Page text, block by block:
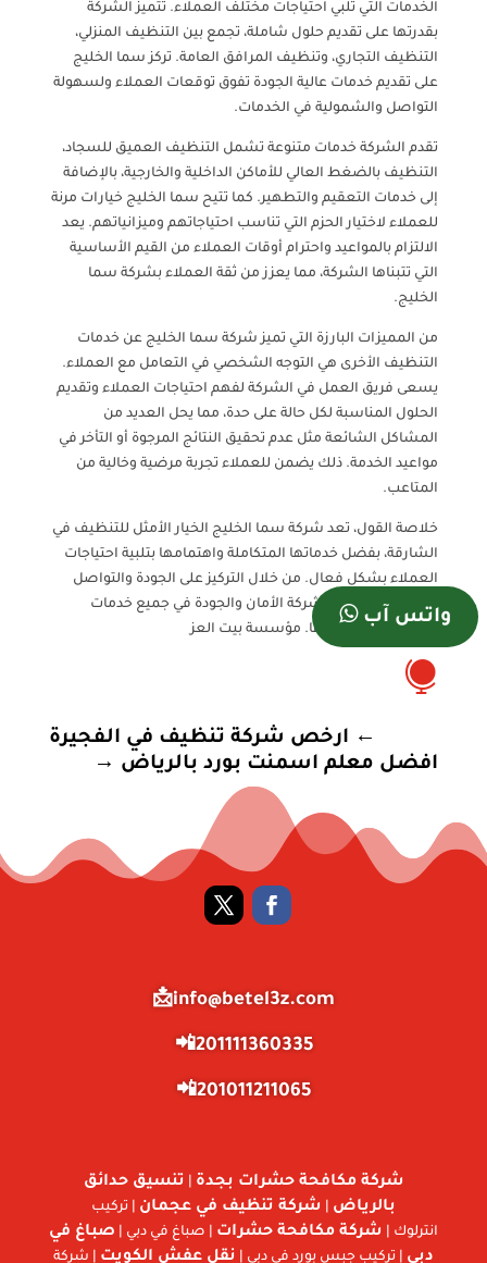
الخدمات التي تلبي احتياجات مختلف العملاء. تتميز الشركة
بقدرتها على تقديم حلول شاملة، تجمع بين التنظيف المنزلي،
التنظيف التجاري، وتنظيف المرافق العامة. تركز سما الخليج
على تقديم خدمات عالية الجودة تفوق توقعات العملاء ولسهولة
التواصل والشمولية في الخدمات.
تقدم الشركة خدمات متنوعة تشمل التنظيف العميق للسجاد،
التنظيف بالضغط العالي للأماكن الداخلية والخارجية، بالإضافة
إلى خدمات التعقيم والتطهير. كما تتيح سما الخليج خيارات مرنة
للعملاء لاختيار الحزم التي تناسب احتياجاتهم وميزانياتهم. يعد
الالتزام بالمواعيد واحترام أوقات العملاء من القيم الأساسية
التي تتبناها الشركة، مما يعزز من ثقة العملاء بشركة سما
الخليج.
من المميزات البارزة التي تميز شركة سما الخليج عن خدمات
التنظيف الأخرى هي التوجه الشخصي في التعامل مع العملاء.
يسعى فريق العمل في الشركة لفهم احتياجات العملاء وتقديم
الحلول المناسبة لكل حالة على حدة، مما يحل العديد من
المشاكل الشائعة مثل عدم تحقيق النتائج المرجوة أو التأخر في
مواعيد الخدمة. ذلك يضمن للعملاء تجربة مرضية وخالية من
المتاعب.
خلاصة القول، تعد شركة سما الخليج الخيار الأمثل للتنظيف في
الشارقة، بفضل خدماتها المتكاملة واهتمامها بتلبية احتياجات
العملاء بشكل فعال. من خلال التركيز على الجودة والتواصل
المستمر، تضمن الشركة الأمان والجودة في جميع خدمات
التنظيف التي تقدمها. مؤسسة بيت العز

← ارخص شركة تنظيف في الفجيرة
افضل معلم اسمنت بورد بالرياض →
info@betel3z.com📩
201111360335📲
201011211065📲
واتس آب
شركة مكافحة حشرات بجدة
تنسيق حدائق
بالرياض
شركة تنظيف في عجمان | تركيب
انترلوك |
شركة مكافحة حشرات | صباغ في دبي | صباغ في
دبي | تركيب جبس بورد في دبي | نقل عفش الكويت | شركة